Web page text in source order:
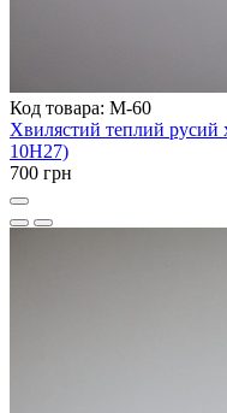
Код товара: M-60
Хвилястий теплий русий
10H27)
700 грн